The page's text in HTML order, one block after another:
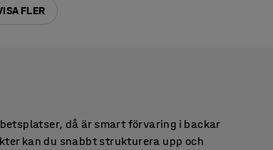
FLER
då är smart förvaring i backar
kan du snabbt strukturera upp och